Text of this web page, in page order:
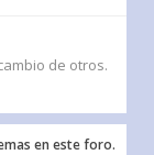
de otros.
en este foro.